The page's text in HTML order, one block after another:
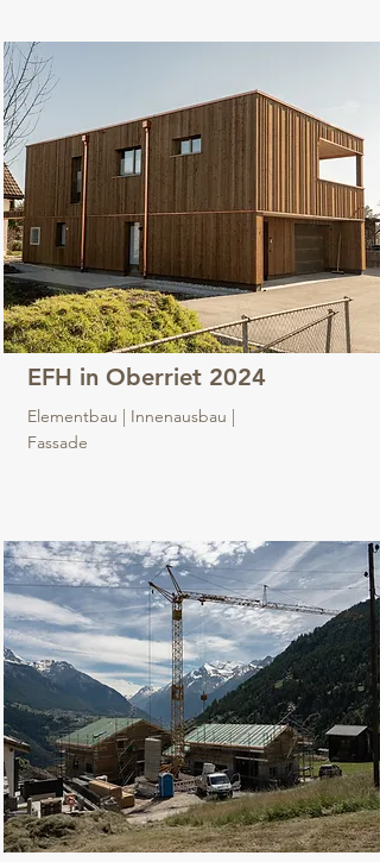
EFH in Oberriet 2024
Elementbau | Innenausbau |
Fassade